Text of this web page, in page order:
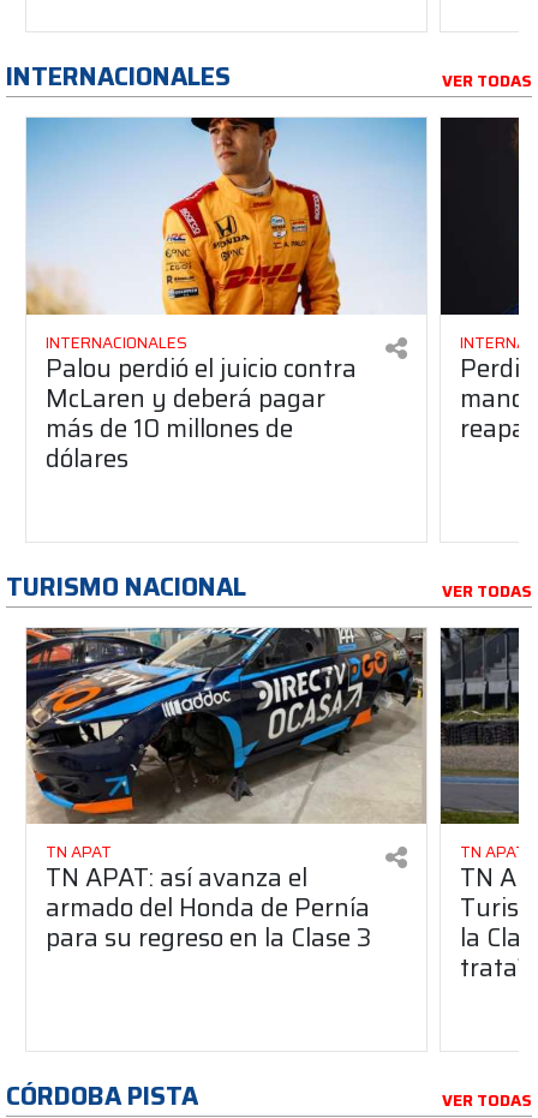
INTERNACIONALES VER TODAS
INTERNACIONALES
Palou perdió el juicio contra
McLaren y deberá pagar
más de 10 millones de
dólares
TURISMO NACIONAL VER TODAS
TN APAT
TN APAT: así avanza el
armado del Honda de Pernía
para su regreso en la Clase 3
TN APAT
TN
la
trata?
CÓRDOBA PISTA VER TODAS